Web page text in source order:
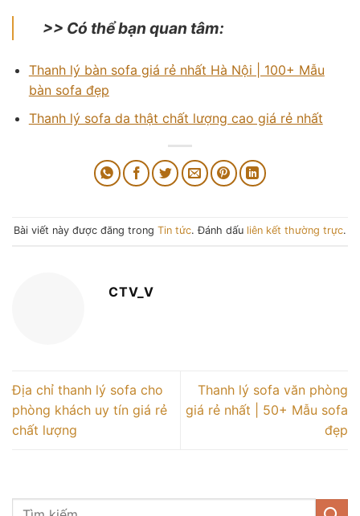
>> Có thể bạn quan tâm:
Thanh lý bàn sofa giá rẻ nhất Hà Nội | 100+ Mẫu
bàn sofa đẹp
Thanh lý sofa da thật chất lượng cao giá rẻ nhất
Bài viết này được đăng trong Tin tức. Đánh dấu liên kết thường trực.
CTV_V
Địa chỉ thanh lý sofa cho
phòng khách uy tín giá rẻ
chất lượng
Thanh lý sofa văn phòng
giá rẻ nhất | 50+ Mẫu sofa
đẹp